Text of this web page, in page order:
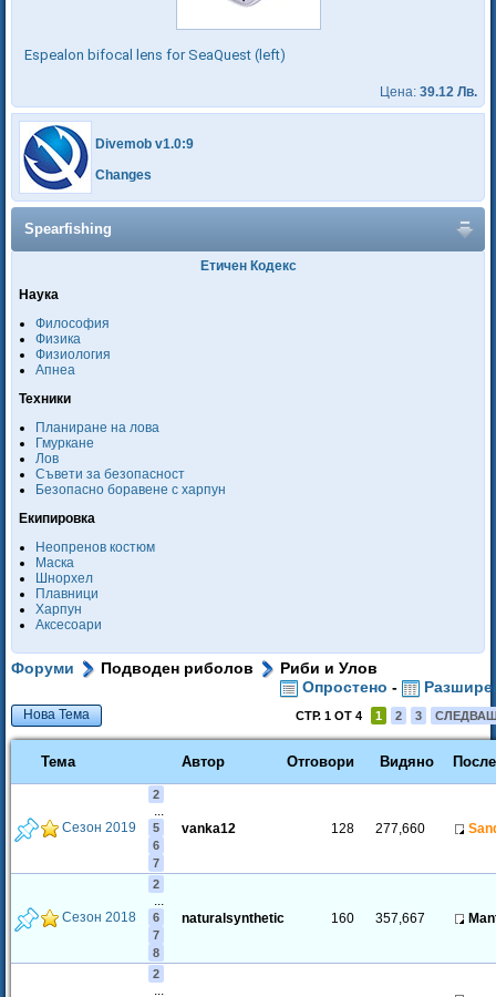
Espealon bifocal lens for SeaQuest (left)
Цена: 39.12 Лв.
Divemob v1.0:9
Changes
Spearfishing
Етичен Кодекс
Наука
Философия
Физика
Физиология
Апнеа
Техники
Планиране на лова
Гмуркане
Лов
Съвети за безопасност
Безопасно боравене с харпун
Екипировка
Неопренов костюм
Маска
Шнорхел
Плавници
Харпун
Аксесоари
Форуми Подводен риболов
Риби и Улов
Опростено -
Нова Тема СТР. 1 ОТ 4 1 2 3
Тема Автор Отговори Видяно
Сезон 2019
2
5
6
7
vanka12 128 277,660
Сезон 2018
2
6
7
8
naturalsynthetic 160 357,667
2